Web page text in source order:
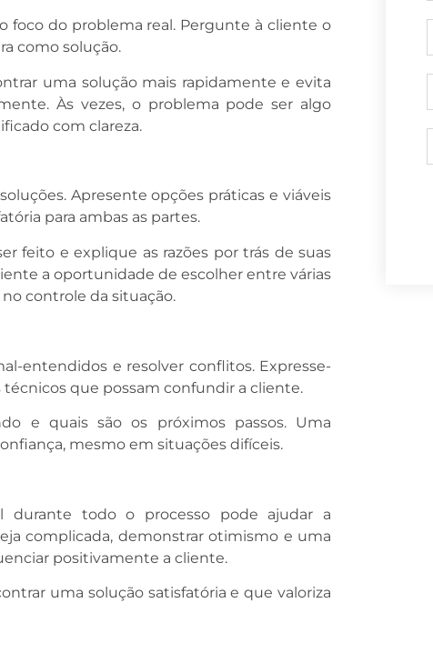
foco do problema real. Pergunte à cliente o
como solução.
uma solução mais rapidamente e evita
Às vezes, o problema pode ser algo
com clareza.
Apresente opções práticas e viáveis
para ambas as partes.
feito e explique as razões por trás de suas
a oportunidade de escolher entre várias
controle da situação.
entendidos e resolver conflitos. Expresse-
que possam confundir a cliente.
e quais são os próximos passos. Uma
mesmo em situações difíceis.
durante todo o processo pode ajudar a
complicada, demonstrar otimismo e uma
positivamente a cliente.
uma solução satisfatória e que valoriza